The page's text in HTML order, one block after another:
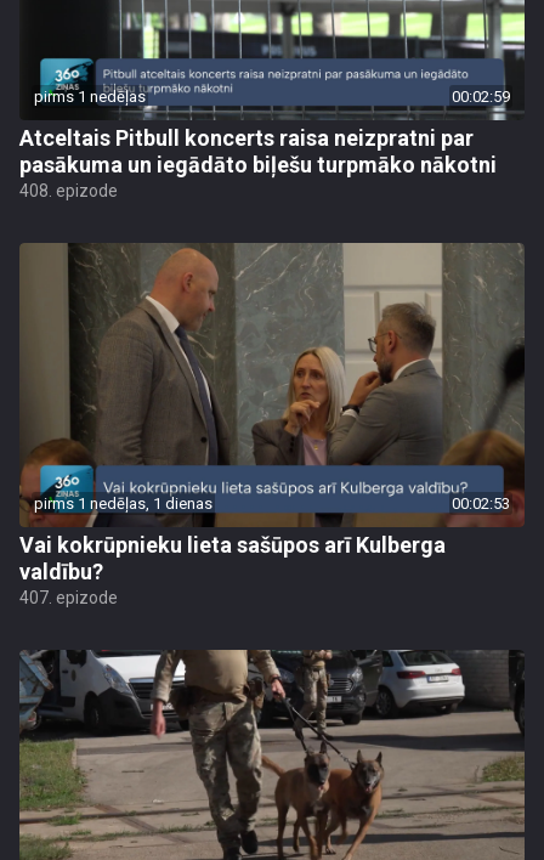
pirms 1 nedēļas 00:02:59
Atceltais Pitbull koncerts raisa neizpratni par
pasākuma un iegādāto biļešu turpmāko nākotni
408. epizode
pirms 1 nedēļas, 1 dienas 00:02:53
Vai kokrūpnieku lieta sašūpos arī Kulberga
valdību?
407. epizode